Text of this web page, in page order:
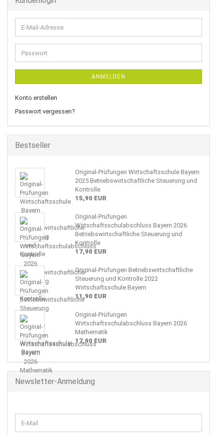
E-
Mail-
Adresse
Passwort
ANMELDEN
Konto erstellen
Passwort vergessen?
Bestseller
Original-Prüfungen Wirtschaftsschule Bayern
2025 Betriebswirtschaftliche Steuerung und
Kontrolle
15,90 EUR
Original-Prüfungen
Wirtschaftsschulabschluss Bayern 2026
Betriebswirtschaftliche Steuerung und
Kontrolle
17,90 EUR
Original-Prüfungen Betriebswirtschaftliche
Steuerung und Kontrolle 2022
Wirtschaftsschule Bayern
11,90 EUR
Original-Prüfungen
Wirtschaftsschulabschluss Bayern 2026
Mathematik
17,90 EUR
Newsletter-Anmeldung
ZUR
E-
Mail